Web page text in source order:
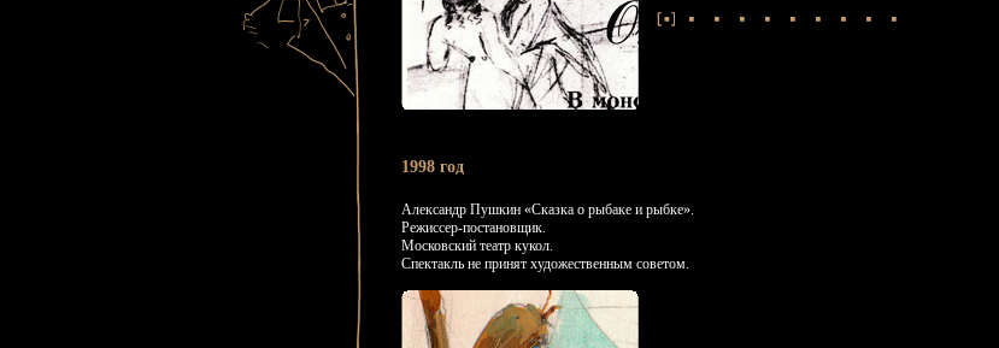
1998 год
Александр Пушкин «Сказка о рыбаке и рыбке».
Режиссер-постановщик.
Московский театр кукол.
Спектакль не принят художественным советом.